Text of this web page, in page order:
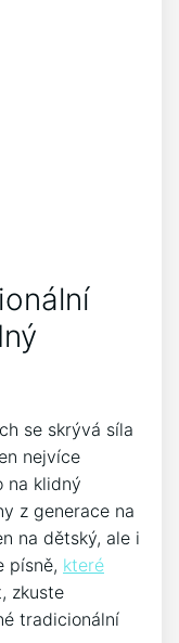
se skrývá síla
nejvíce
na⁣ klidný
z generace na
na dětský, ale i
písně,‍ které
zkuste
tradicionální